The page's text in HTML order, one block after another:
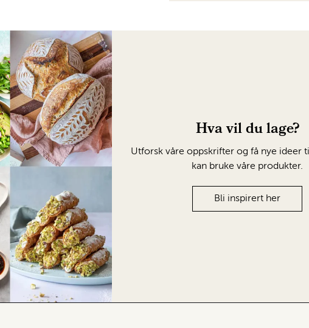
Hva vil du lage?
Utforsk våre oppskrifter og få nye ideer
kan bruke våre produkter.
Bli inspirert her